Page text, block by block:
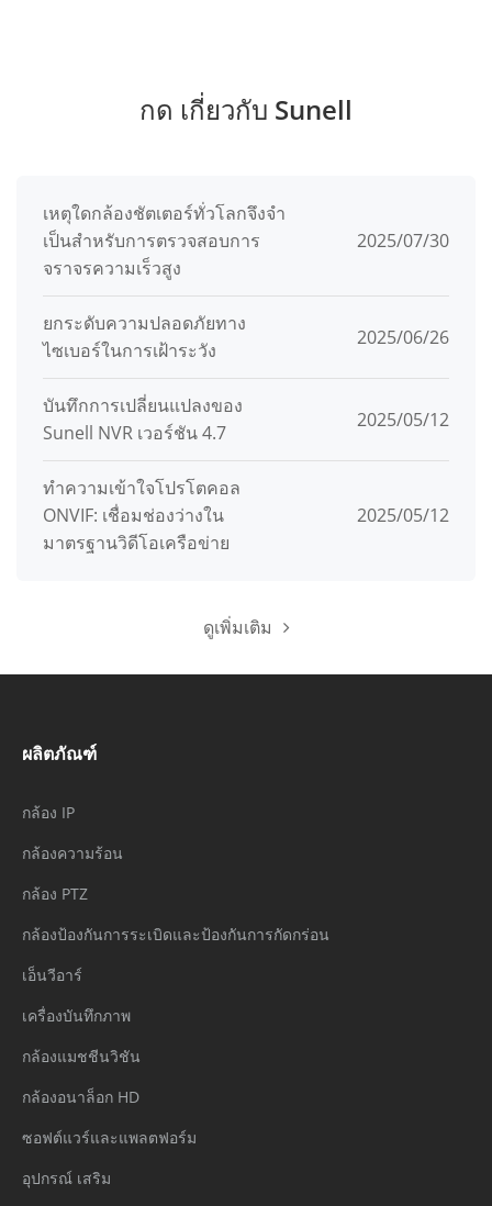
กด เกี่ยวกับ Sunell
เหตุใดกล้องชัตเตอร์ทั่วโลกจึงจํา
เป็นสําหรับการตรวจสอบการ
จราจรความเร็วสูง
2025/07/30
ยกระดับความปลอดภัยทาง
ไซเบอร์ในการเฝ้าระวัง
2025/06/26
บันทึกการเปลี่ยนแปลงของ
Sunell NVR เวอร์ชัน 4.7
2025/05/12
ทําความเข้าใจโปรโตคอล
ONVIF: เชื่อมช่องว่างใน
มาตรฐานวิดีโอเครือข่าย
2025/05/12
ดูเพิ่มเติม
ผลิตภัณฑ์
กล้อง IP
กล้องความร้อน
กล้อง PTZ
กล้องป้องกันการระเบิดและป้องกันการกัดกร่อน
เอ็นวีอาร์
เครื่องบันทึกภาพ
กล้องแมชชีนวิชัน
กล้องอนาล็อก HD
ซอฟต์แวร์และแพลตฟอร์ม
อุปกรณ์ เสริม